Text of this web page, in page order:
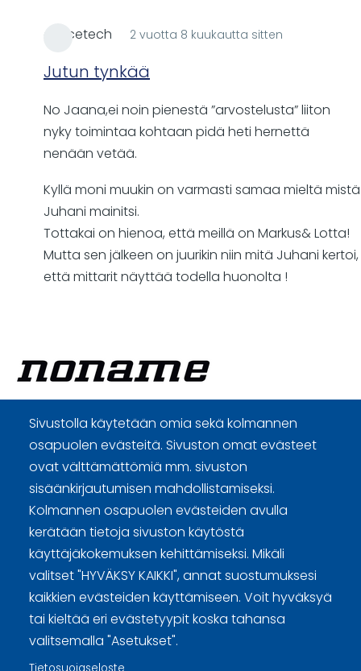
amicetech 2 vuotta 8 kuukautta sitten
Jutun tynkää
No Jaana,ei noin pienestä ”arvostelusta” liiton
nyky toimintaa kohtaan pidä heti hernettä
nenään vetää.
Kyllä moni muukin on varmasti samaa mieltä mistä
Juhani mainitsi.
Tottakai on hienoa, että meillä on Markus& Lotta!
Mutta sen jälkeen on juurikin niin mitä Juhani kertoi,
että mittarit näyttää todella huonolta !
Sivustolla käytetään omia sekä kolmannen
osapuolen evästeitä. Sivuston omat evästeet
ovat välttämättömiä mm. sivuston
sisäänkirjautumisen mahdollistamiseksi.
Kolmannen osapuolen evästeiden avulla
kerätään tietoja sivuston käytöstä
käyttäjäkokemuksen kehittämiseksi. Mikäli
valitset "HYVÄKSY KAIKKI", annat suostumuksesi
kaikkien evästeiden käyttämiseen. Voit hyväksyä
tai kieltää eri evästetyypit koska tahansa
valitsemalla "Asetukset".
Curling Finland
Curling.fi
Curling Finland
Sivuston käyttöehdot ja sisällön käyttöoikeudet
Tietosuojaselosteet
Tietoa evästeistä